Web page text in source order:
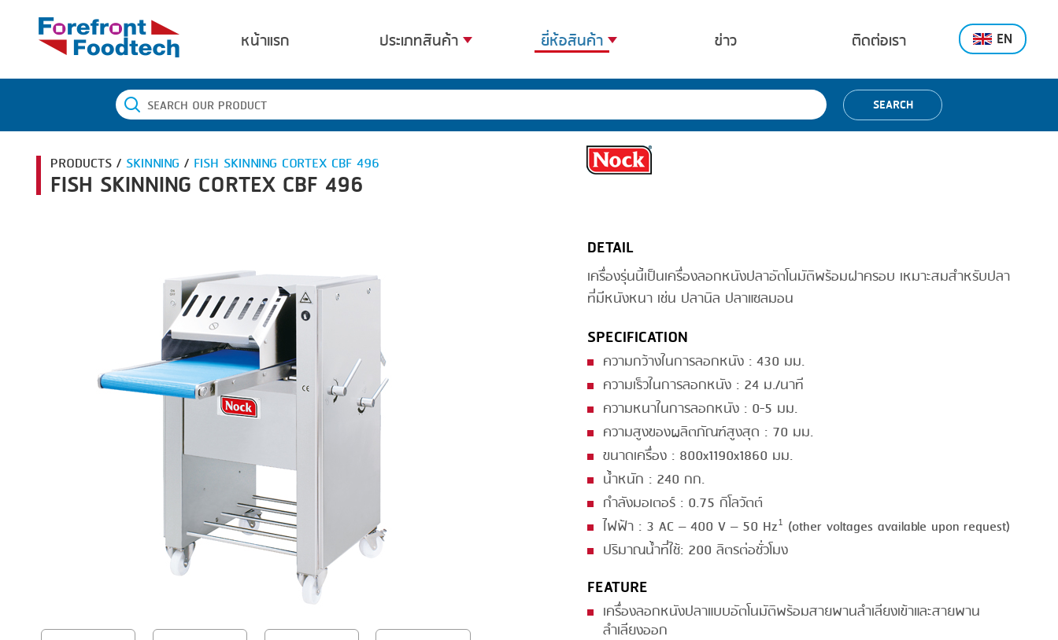
EN
หน้าแรก ประเภทสินค้า
BANDING
BLANCHING
BOILING
CENTRIFUGING
DICING
GRILLING
HEAT SEALING
INJECTING
PACKING
PEELING
ยี่ห้อสินค้า
BANDALL
CARSOE
ข่าว ติดต่อเรา
SEARCH
PRODUCTS / SKINNING / FISH SKINNING CORTEX CBF 496
FISH SKINNING CORTEX CBF 496
DETAIL
เครื่องรุ่นนี้เป็นเครื่องลอกหนังปลาอัตโนมัติพร้อมฝาครอบ เหมาะสมสำหรับปลา
ที่มีหนังหนา เช่น ปลานิล ปลาแซลมอน
SPECIFICATION
ความกว้างในการลอกหนัง : 430 มม.
ความเร็วในการลอกหนัง : 24 ม./นาที
ความหนาในการลอกหนัง : 0-5 มม.
ความสูงของผลิตภัณฑ์สูงสุด : 70 มม.
ขนาดเครื่อง : 800x1190x1860 มม.
น้ำหนัก : 240 กก.
กำลังมอเตอร์ : 0.75 กิโลวัตต์
ไฟฟ้า : 3 AC – 400 V – 50 Hz¹ (other voltages available upon request)
ปริมาณน้ำที่ใช้: 200 ลิตรต่อชั่วโมง
FEATURE
เครื่องลอกหนังปลาแบบอัตโนมัติพร้อมสายพานลำเลียงเข้าและสายพาน
ลำเลียงออก